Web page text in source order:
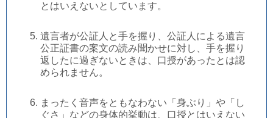
とはいえないとしています。
遺言者が公証人と手を握り、公証人による遺言
公正証書の案文の読み聞かせに対し、手を握り
返したに過ぎないときは、口授があったとは認
められません。
まったく音声をともなわない「身ぶり」や「し
ぐさ」などの身体的挙動は、口授とはいえない